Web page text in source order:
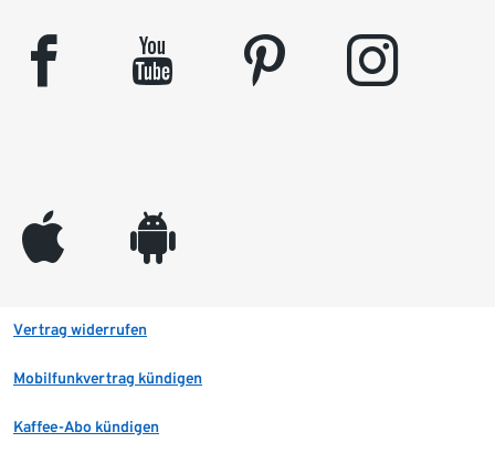
facebook youtube pinterest instagram
appleinc android
Vertrag widerrufen
Mobilfunkvertrag kündigen
Kaffee-Abo kündigen